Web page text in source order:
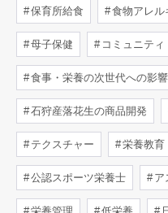
保育所給食 食物アレル
母子保健 コミュニティ
食事・栄養の次世代への影響
石狩産落花生の商品開発
テクスチャー 栄養教育
公認スポーツ栄養士 ア